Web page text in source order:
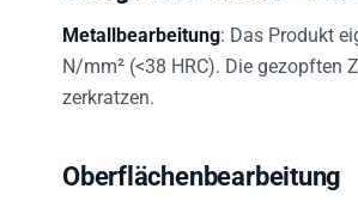
Metallbearbeitung: Das Produkt
N/mm² (<38 HRC). Die gezopften
zerkratzen.
Oberflächenbearbeitung